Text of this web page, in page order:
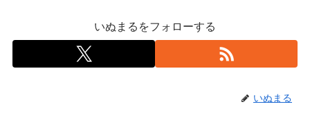
いぬまるをフォローする
いぬまる